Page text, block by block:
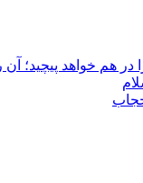
هم خواهد پیچید؛ آن